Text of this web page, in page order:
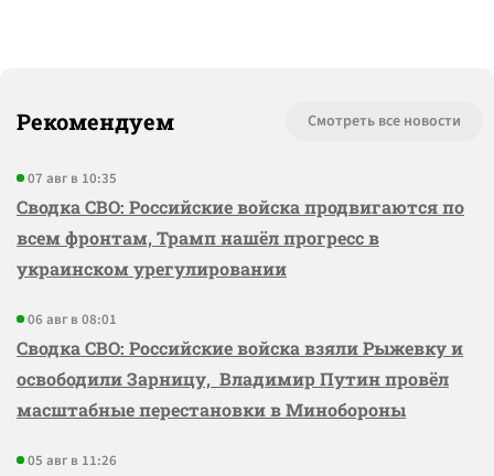
Рекомендуем Смотреть все новости
07 авг в 10:35
Сводка СВО: Российские войска продвигаются по
всем фронтам, Трамп нашёл прогресс в
украинском урегулировании
06 авг в 08:01
Сводка СВО: Российские войска взяли Рыжевку и
освободили Зарницу, Владимир Путин провёл
масштабные перестановки в Минобороны
05 авг в 11:26